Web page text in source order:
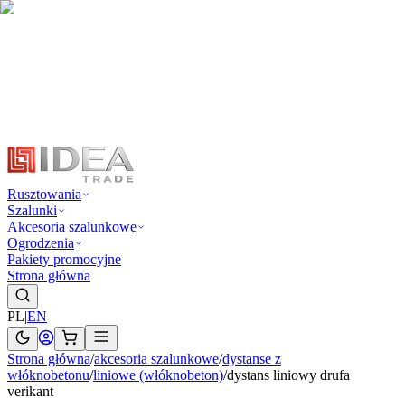
Rusztowania
Szalunki
Akcesoria szalunkowe
Ogrodzenia
Pakiety promocyjne
Strona główna
PL|EN
Strona główna/akcesoria szalunkowe/dystanse z
włóknobetonu/liniowe (włóknobeton)/dystans liniowy drufa
verikant